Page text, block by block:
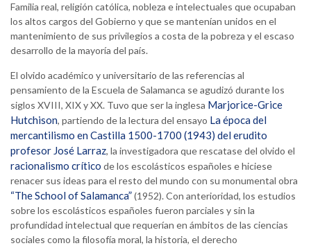
Familia real, religión católica, nobleza e intelectuales que ocupaban
los altos cargos del Gobierno y que se mantenían unidos en el
mantenimiento de sus privilegios a costa de la pobreza y el escaso
desarrollo de la mayoría del país.
El olvido académico y universitario de las referencias al
pensamiento de la Escuela de Salamanca se agudizó durante los
siglos XVIII, XIX y XX. Tuvo que ser la inglesa Marjorice-Grice
Hutchison, partiendo de la lectura del ensayo La época del
mercantilismo en Castilla 1500-1700 (1943) del erudito
profesor José Larraz, la investigadora que rescatase del olvido el
racionalismo crítico de los escolásticos españoles e hiciese
renacer sus ideas para el resto del mundo con su monumental obra
“The School of Salamanca”(1952). Con anterioridad, los estudios
sobre los escolásticos españoles fueron parciales y sin la
profundidad intelectual que requerían en ámbitos de las ciencias
sociales como la filosofía moral, la historia, el derecho